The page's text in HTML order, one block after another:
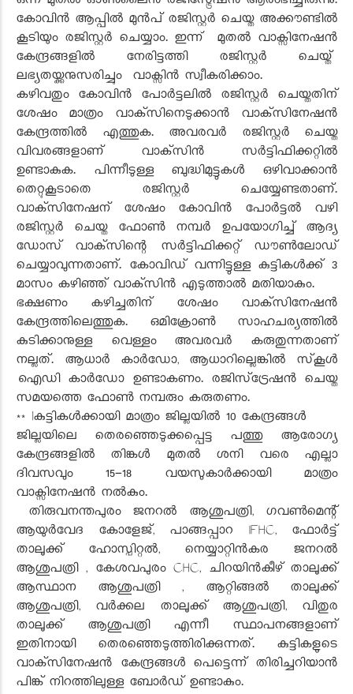
കോവിന്‍ ആപ്പില്‍ മുന്‍പ് രജിസ്റ്റര്‍ ചെയ്ത അക്കൗണ്ടില്‍
കൂടിയും രജിസ്റ്റര്‍ ചെയ്യാം. ഇന്ന് മുതല്‍ വാക്സിനേഷന്‍
കേന്ദ്രങ്ങളില്‍ നേരിട്ടത്തി രജിസ്റ്റര്‍ ചെയ്ത്
ലഭ്യതയ്ക്കനുസരിച്ചും വാക്സിന്‍ സ്വീകരിക്കാം.
കഴിവതും കോവിന്‍ പോര്‍ട്ടലില്‍ രജിസ്റ്റര്‍ ചെയ്തതിന്
ശേഷം മാത്രം വാക്‌സിനെടുക്കാന്‍ വാക്‌സിനേഷന്‍
കേന്ദ്രത്തില്‍ എത്തുക. അവരവര്‍ രജിസ്റ്റര്‍ ചെയ്ത
വിവരങ്ങളാണ് വാക്‌സിന്‍ സര്‍ട്ടിഫിക്കറ്റില്‍
ഉണ്ടാകുക. പിന്നീടുള്ള ബുദ്ധിമുട്ടുകള്‍ ഒഴിവാക്കാന്‍
തെറ്റുകൂടാതെ രജിസ്റ്റര്‍ ചെയ്യേണ്ടതാണ്.
വാക്‌സിനേഷന് ശേഷം കോവിന്‍ പോര്‍ട്ടല്‍ വഴി
രജിസ്റ്റര്‍ ചെയ്ത ഫോണ്‍ നമ്പര്‍ ഉപയോഗിച്ച് ആദ്യ
ഡോസ് വാക്‌സിന്റെ സര്‍ട്ടിഫിക്കറ്റ് ഡൗണ്‍ലോഡ്
ചെയ്യാവുന്നതാണ്. കോവിഡ് വന്നിട്ടുള്ള കുട്ടികള്‍ക്ക് 3
മാസം കഴിഞ്ഞ് വാക്‌സിന്‍ എടുത്താല്‍ മതിയാകും.
ഭക്ഷണം കഴിച്ചതിന് ശേഷം വാക്‌സിനേഷന്‍
കേന്ദ്രത്തിലെത്തുക. ഒമിക്രോണ്‍ സാഹചര്യത്തില്‍
കുടിക്കാനുള്ള വെള്ളം അവരവര്‍ കരുതുന്നതാണ്
നല്ലത്. ആധാര്‍ കാര്‍ഡോ, ആധാറില്ലെങ്കില്‍ സ്‌കൂള്‍
ഐഡി കാര്‍ഡോ ഉണ്ടാകണം. രജിസ്‌ട്രേഷന്‍ ചെയ്ത
സമയത്തെ ഫോണ്‍ നമ്പരും കരുതണം.
** lകുട്ടികൾക്കായി മാത്രം ജില്ലയിൽ 10 കേന്ദ്രങ്ങൾ
ജില്ലയിലെ തെരഞ്ഞെടുക്കപ്പെട്ട പത്തു ആരോഗ്യ
കേന്ദ്രങ്ങളില്‍ തിങ്കള്‍ മുതല്‍ ശനി വരെ എല്ലാ
ദിവസവും 15-18 വയസുകാർക്കായി മാത്രം
വാക്സിനേഷന്‍ നല്‍കും.
തിരുവനന്തപുരം ജനറല്‍ ആശുപത്രി, ഗവണ്‍മെന്റ്
ആയുര്‍വേദ കോളേജ്, പാങ്ങപ്പാറ IFHC, ഫോര്‍ട്ട്
താലൂക്ക് ഹോസ്പിറ്റല്‍, നെയ്യാറ്റിന്‍കര ജനറല്‍
ആശുപത്രി , കേശവപുരം CHC, ചിറയിന്‍കീഴ് താലൂക്ക്
ആസ്ഥാന ആശുപത്രി , ആറ്റിങ്ങല്‍ താലൂക്ക്
ആശുപത്രി, വര്‍ക്കല താലൂക്ക് ആശുപത്രി, വിതുര
താലൂക്ക് ആശുപത്രി എന്നീ സ്ഥാപനങ്ങളാണ്
ഇതിനായി തെരഞ്ഞെടുത്തിരിക്കുന്നത്. കുട്ടികളുടെ
വാക്‌സിനേഷന്‍ കേന്ദ്രങ്ങള്‍ പെട്ടെന്ന് തിരിച്ചറിയാന്‍
പിങ്ക് നിറത്തിലുള്ള ബോര്‍ഡ് ഉണ്ടാകും.